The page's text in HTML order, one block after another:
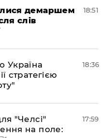
демаршем
слів
18:51
Україна
стратегією
18:36
"Челсі"
на поле:
17:59